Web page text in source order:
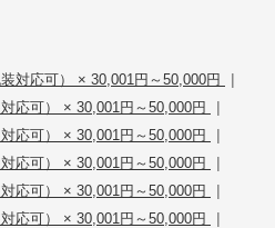
対応可） × 30,001円～50,000円 |
応可） × 30,001円～50,000円 |
応可） × 30,001円～50,000円 |
応可） × 30,001円～50,000円 |
応可） × 30,001円～50,000円 |
応可） × 30,001円～50,000円 |